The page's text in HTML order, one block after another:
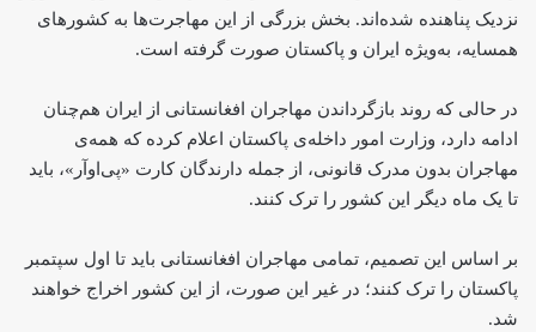
نزدیک پناهنده شده‌اند. بخش بزرگی از این مهاجرت‌ها به کشورهای
همسایه، به‌ویژه ایران و پاکستان صورت گرفته است.
در حالی که روند بازگرداندن مهاجران افغانستانی از ایران هم‌چنان
ادامه دارد، وزارت امور داخله‌ی پاکستان اعلام کرده که همه‌ی
مهاجران بدون مدرک قانونی، از جمله دارندگان کارت «پی‌اوآر»، باید
تا یک ماه دیگر این کشور را ترک کنند.
بر اساس این تصمیم، تمامی مهاجران افغانستانی باید تا اول سپتمبر
پاکستان را ترک کنند؛ در غیر این صورت، از این کشور اخراج خواهند
شد.